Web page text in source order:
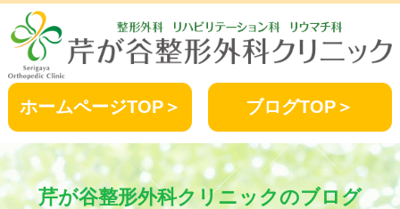
ホームページTOP＞ ブログTOP＞
芹が谷整形外科クリニックのブログ